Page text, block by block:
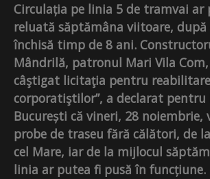
Circulația pe linia 5 de tramvai ar
reluată săptămâna viitoare, după
închisă timp de 8 ani.
Mândrilă, patronul Mari Vila
câştigat licitaţia pentru
corporatiştilor”, a declarat pentru
București că vineri, 28 noiembrie,
probe de traseu fără călători, de
cel Mare, iar de la mijlocul
linia ar putea fi pusă în funcțiune.